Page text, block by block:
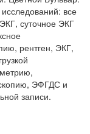
все
суточное ЭКГ
рентген, ЭКГ,
ЭФГДС и
записи.